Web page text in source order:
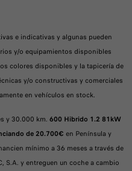
e indicativas y algunas pueden
y/o equipamientos disponibles
colores disponibles y la tapicería de
y/o constructivas y comerciales
en vehículos en stock.
y 30.000 km. 600 Hibrido 1.2 81kW
de 20.700€ en Península y
mínimo a 36 meses a través de
S.A. y entreguen un coche a cambio